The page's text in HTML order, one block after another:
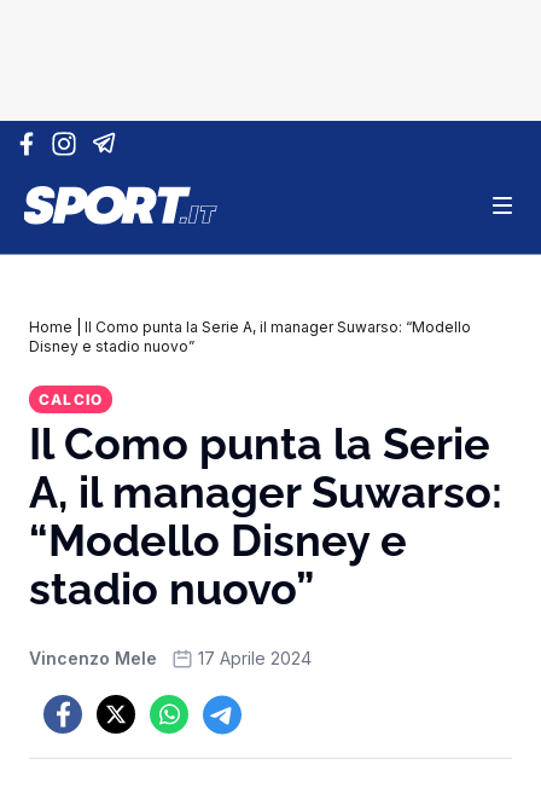
Vai al contenuto
Home
Il Como punta la Serie A, il manager Suwarso: “Modello
Disney e stadio nuovo”
CALCIO
Il Como punta la Serie
A, il manager Suwarso:
“Modello Disney e
stadio nuovo”
Vincenzo Mele 17 Aprile 2024